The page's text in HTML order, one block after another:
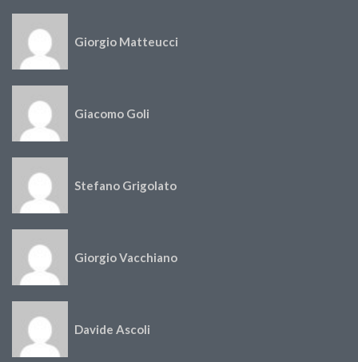
Giorgio Matteucci
Giacomo Goli
Stefano Grigolato
Giorgio Vacchiano
Davide Ascoli